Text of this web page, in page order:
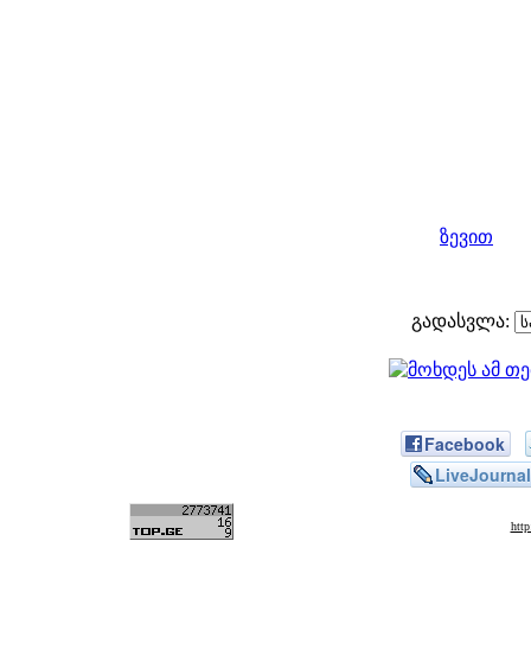
ზევით
გადასვლა:
Facebook
LiveJournal